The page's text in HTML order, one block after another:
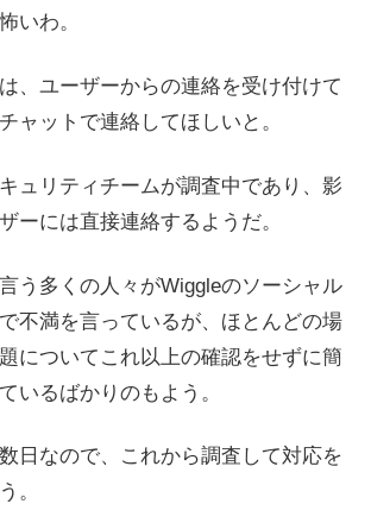
いわ。
、ユーザーからの連絡を受け付けて
ャットで連絡してほしいと。
ュリティチームが調査中であり、影
ーには直接連絡するようだ。
う多くの人々がWiggleのソーシャル
不満を言っているが、ほとんどの場
についてこれ以上の確認をせずに簡
いるばかりのもよう。
日なので、これから調査して対応を
。